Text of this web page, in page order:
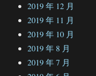
2019 年 12 月
2019 年 11 月
2019 年 10 月
2019 年 8 月
2019 年 7 月